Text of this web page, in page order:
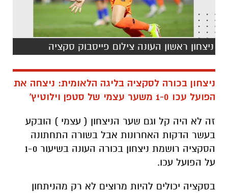
ניצחון ראשון העונה צילום פייסבוק סקציה
ניצחון בכורה לסקציה בליגה הלאומית: ניצחה את
הפועל עכו 1-0 משער עצמי של סטפן וילוטיץ'
זה לא היה קל וגם שער הניצחון ( עצמי ) הובקע
בעשר הדקות האחרונות אבל בשורה התחתונה
הסקציה רושמת ניצחון בכורה העונה בשיעור 1-0
על הפועל עכו.
בסקציה יכולים להיות מרוצים לא רק מהניתחון